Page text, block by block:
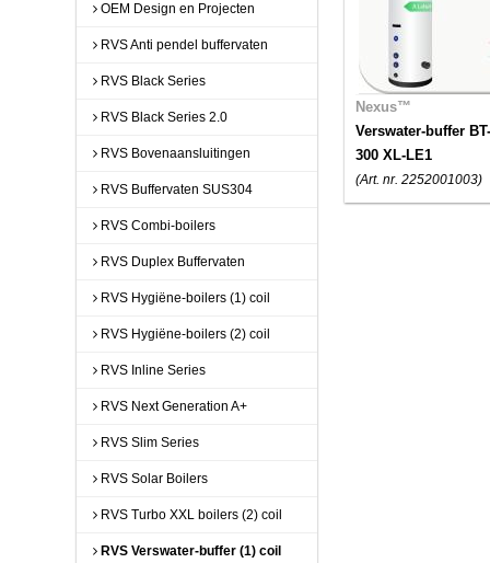
OEM Design en Projecten
RVS Anti pendel buffervaten
RVS Black Series
RVS Black Series 2.0
RVS Bovenaansluitingen
RVS Buffervaten SUS304
RVS Combi-boilers
RVS Duplex Buffervaten
RVS Hygiëne-boilers (1) coil
RVS Hygiëne-boilers (2) coil
RVS Inline Series
RVS Next Generation A+
RVS Slim Series
RVS Solar Boilers
RVS Turbo XXL boilers (2) coil
RVS Verswater-buffer (1) coil
Nexus™
Verswater-buffer BT-
300 XL-LE1
(Art. nr. 2252001003)